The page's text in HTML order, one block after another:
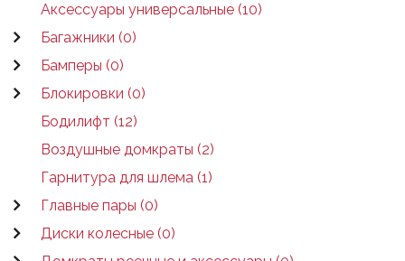
Аксессуары универсальные (10)
Багажники (0)
Бамперы (0)
Блокировки (0)
Бодилифт (12)
Воздушные домкраты (2)
Гарнитура для шлема (1)
Главные пары (0)
Диски колесные (0)